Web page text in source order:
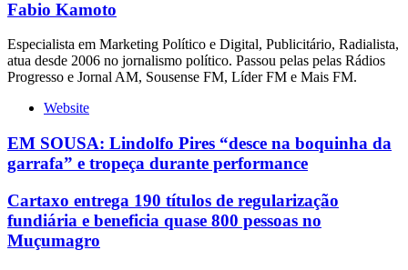
Fabio Kamoto
Especialista em Marketing Político e Digital, Publicitário, Radialista,
atua desde 2006 no jornalismo político. Passou pelas pelas Rádios
Progresso e Jornal AM, Sousense FM, Líder FM e Mais FM.
Website
EM SOUSA: Lindolfo Pires “desce na boquinha da
garrafa” e tropeça durante performance
Cartaxo entrega 190 títulos de regularização
fundiária e beneficia quase 800 pessoas no
Muçumagro